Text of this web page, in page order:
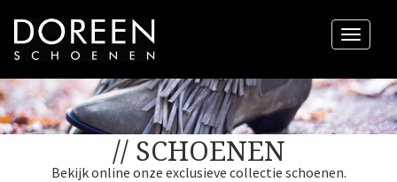
Menu
// SCHOENEN
Bekijk online onze exclusieve collectie schoenen.